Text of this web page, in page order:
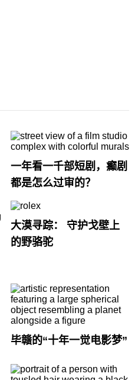
一年看一千部短剧，癫剧
都是怎么过审的？
大漠寻踪： 守护戈壁上
的野骆驼
毕赣的“十年一觉电影梦”